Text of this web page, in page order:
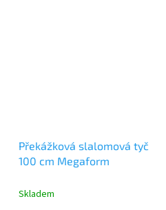
Překážková slalomová tyč
100 cm Megaform
Skladem